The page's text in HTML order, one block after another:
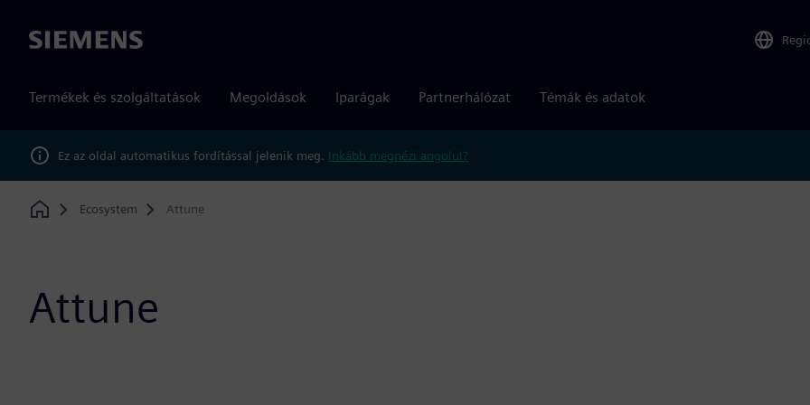
Siemens
Termékek és szolgáltatások Megoldások Iparágak Partnerhálózat Témák és adatok
Ez az oldal automatikus fordítással jelenik meg. Inkább megnézi angolul?
Home
Ecosystem Attune
Attune